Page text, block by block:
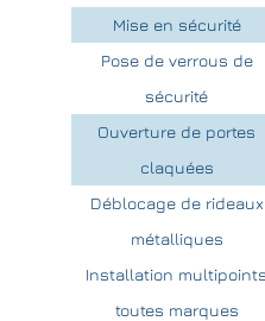
Mise en sécurité
Pose de verrous de
sécurité
Ouverture de portes
claquées
Déblocage de rideaux
métalliques
Installation multipoints
toutes marques